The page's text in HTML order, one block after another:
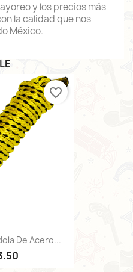
y los precios más
la calidad que nos
México.
De Acero...
favorite_border